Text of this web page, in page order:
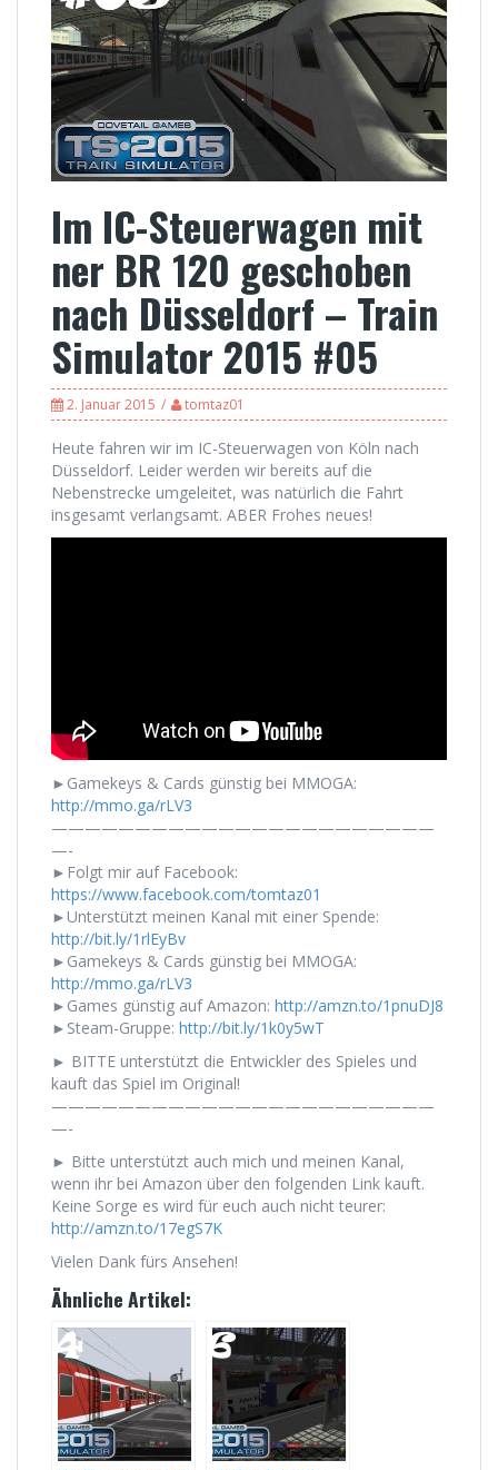
Im IC-Steuerwagen mit
ner BR 120 geschoben
nach Düsseldorf – Train
Simulator 2015 #05
2. Januar 2015 tomtaz01
Heute fahren wir im IC-Steuerwagen von Köln nach
Düsseldorf. Leider werden wir bereits auf die
Nebenstrecke umgeleitet, was natürlich die Fahrt
insgesamt verlangsamt. ABER Frohes neues!
►Gamekeys & Cards günstig bei MMOGA:
http://mmo.ga/rLV3
———————————————————————
—-
►Folgt mir auf Facebook:
https://www.facebook.com/tomtaz01
►Unterstützt meinen Kanal mit einer Spende:
http://bit.ly/1rlEyBv
►Gamekeys & Cards günstig bei MMOGA:
http://mmo.ga/rLV3
►Games günstig auf Amazon: http://amzn.to/1pnuDJ8
►Steam-Gruppe: http://bit.ly/1k0y5wT
► BITTE unterstützt die Entwickler des Spieles und
kauft das Spiel im Original!
———————————————————————
—-
► Bitte unterstützt auch mich und meinen Kanal,
wenn ihr bei Amazon über den folgenden Link kauft.
Keine Sorge es wird für euch auch nicht teurer:
http://amzn.to/17egS7K
Vielen Dank fürs Ansehen!
Ähnliche Artikel: